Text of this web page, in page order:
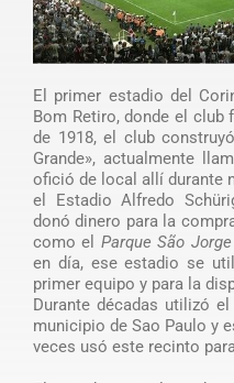
El primer estadio del
Bom Retiro, donde el club
de 1918, el club
Grande», actualmente
ofició de local allí durante
el Estadio Alfredo
donó dinero para la
como el Parque São Jorge
en día, ese estadio se
primer equipo y para la
Durante décadas utilizó el
municipio de Sao Paulo y
veces usó este recinto